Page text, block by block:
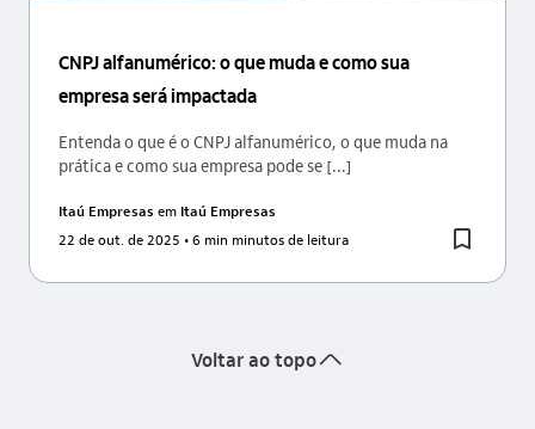
CNPJ alfanumérico: o que muda e como sua
empresa será impactada
Entenda o que é o CNPJ alfanumérico, o que muda na
prática e como sua empresa pode se [...]
Itaú Empresas em Itaú Empresas
22 de out. de 2025 • 6 min minutos de leitura
Voltar ao toposeta_cima